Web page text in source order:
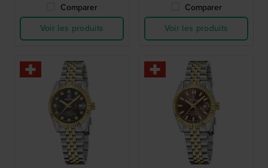
Comparer
Voir les produits
Comparer
Voir les produits